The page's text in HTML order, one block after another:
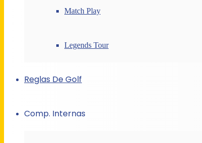
Match Play
Legends Tour
Reglas De Golf
Comp. Internas